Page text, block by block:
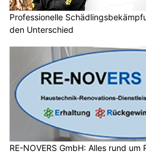
Professionelle
den Unterschied
RE-NOVERS GmbH: Alles rund um